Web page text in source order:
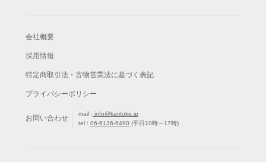
会社概要
採用情報
特定商取引法・古物営業法に基づく表記
プライバシーポリシー
お問い合わせ
mail : info@karitoke.jp
tel : 06-6136-6490 (平日10時～17時)